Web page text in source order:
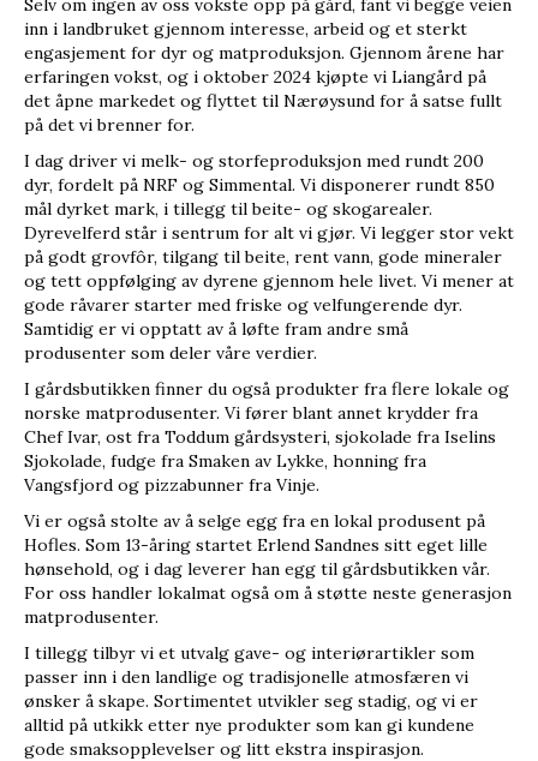
Selv om ingen av oss vokste opp på gård, fant vi begge veien
inn i landbruket gjennom interesse, arbeid og et sterkt
engasjement for dyr og matproduksjon. Gjennom årene har
erfaringen vokst, og i oktober 2024 kjøpte vi Liangård på
det åpne markedet og flyttet til Nærøysund for å satse fullt
på det vi brenner for.
I dag driver vi melk- og storfeproduksjon med rundt 200
dyr, fordelt på NRF og Simmental. Vi disponerer rundt 850
mål dyrket mark, i tillegg til beite- og skogarealer.
Dyrevelferd står i sentrum for alt vi gjør. Vi legger stor vekt
på godt grovfôr, tilgang til beite, rent vann, gode mineraler
og tett oppfølging av dyrene gjennom hele livet. Vi mener at
gode råvarer starter med friske og velfungerende dyr.
Samtidig er vi opptatt av å løfte fram andre små
produsenter som deler våre verdier.
I gårdsbutikken finner du også produkter fra flere lokale og
norske matprodusenter. Vi fører blant annet krydder fra
Chef Ivar, ost fra Toddum gårdsysteri, sjokolade fra Iselins
Sjokolade, fudge fra Smaken av Lykke, honning fra
Vangsfjord og pizzabunner fra Vinje.
Vi er også stolte av å selge egg fra en lokal produsent på
Hofles. Som 13-åring startet Erlend Sandnes sitt eget lille
hønsehold, og i dag leverer han egg til gårdsbutikken vår.
For oss handler lokalmat også om å støtte neste generasjon
matprodusenter.
I tillegg tilbyr vi et utvalg gave- og interiørartikler som
passer inn i den landlige og tradisjonelle atmosfæren vi
ønsker å skape. Sortimentet utvikler seg stadig, og vi er
alltid på utkikk etter nye produkter som kan gi kundene
gode smaksopplevelser og litt ekstra inspirasjon.